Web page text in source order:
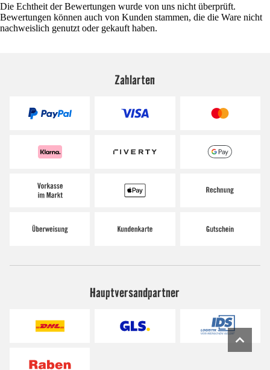
Die Echtheit der Bewertungen wurde von uns nicht überprüft.
Bewertungen können auch von Kunden stammen, die die Ware nicht
nachweislich genutzt oder gekauft haben.
Zahlarten
Hauptversandpartner